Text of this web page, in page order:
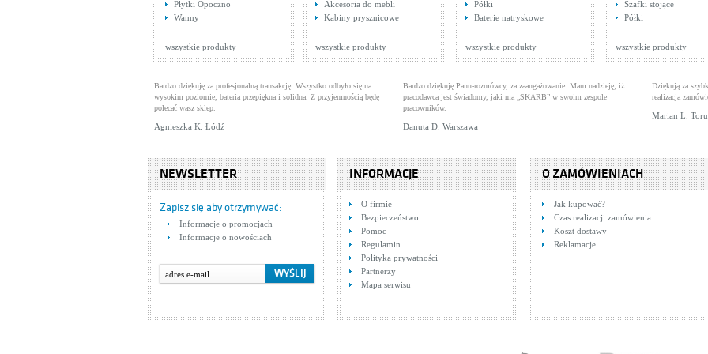
Syfon podtynkowy Viega
Cena: 200,00 zł WIĘCEJ
Trzyotworowa bateria
Cena: 1 576,00 zł WIĘCEJ
Bateria
Cena: 660,00 zł
termostatyczna Deante
Cascada Multi-System
NAC 09BT
Baterie natryskowe
Cena: 450,00 zł
Bateria zlewozmywakowa
Deante Elipsa BQE 062M
Baterie łazienkowe
Cena: 742,00 zł WIĘCEJ
Głowica natryskowa
chrom Deante
033K
Cena: 123,00 zł
Płytki Opoczno
Wanny
wszystkie produkty
Akcesoria do mebli
Kabiny prysznicowe
wszystkie produkty
Półki
Baterie natryskowe
wszystkie produkty
Szafki stojące
Półki
wszystkie produkty
Bardzo dziękuję za profesjonalną transakcję. Wszystko odbyło się na
wysokim poziomie, bateria przepiękna i solidna. Z przyjemnością będę
polecać wasz sklep.
Agnieszka K. Łódź
Bardzo dziękuję Panu-rozmówcy, za zaangażowanie. Mam nadzieję, iż
pracodawca jest świadomy, jaki ma „SKARB” w swoim zespole
pracowników.
Danuta D. Warszawa
Dziękują za
realizacja
Marian L.
NEWSLETTER
Zapisz się aby otrzymywać:
Informacje o promocjach
Informacje o nowościach
INFORMACJE
O firmie
Bezpieczeństwo
Pomoc
Regulamin
Polityka prywatności
Partnerzy
Mapa serwisu
O ZAMÓWIENIACH
Jak kupować?
Czas realizacji zamówienia
Koszt dostawy
Reklamacje